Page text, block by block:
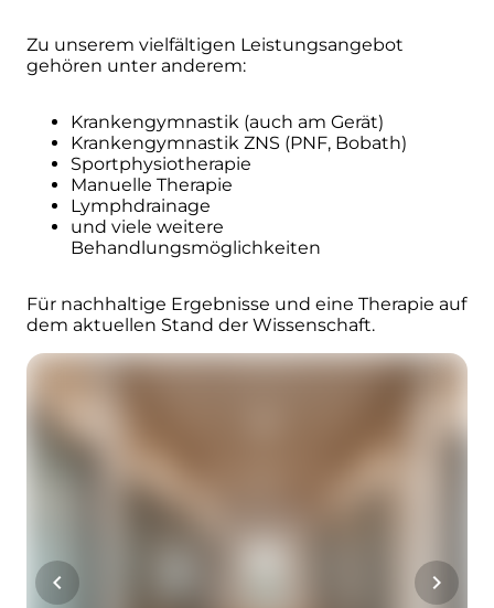
Zu unserem vielfältigen Leistungsangebot
gehören unter anderem:
Krankengymnastik (auch am Gerät)
Krankengymnastik ZNS (PNF, Bobath)
Sportphysiotherapie
Manuelle Therapie
Lymphdrainage
und viele weitere
Behandlungsmöglichkeiten
Für nachhaltige Ergebnisse und eine Therapie auf
dem aktuellen Stand der Wissenschaft.
chevron_left chevron_right